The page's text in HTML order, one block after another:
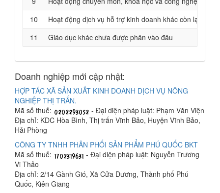
10
Hoạt động dịch vụ hỗ trợ kinh doanh khác còn lại
11
Giáo dục khác chưa được phân vào đâu
Doanh nghiệp mới cập nhật:
HỢP TÁC XÃ SẢN XUẤT KINH DOANH DỊCH VỤ NÔNG
NGHIỆP THỊ TRẤN.
Mã số thuế:
- Đại diện pháp luật: Phạm Văn Viện
Địa chỉ: KDC Hòa Bình, Thị trấn Vĩnh Bảo, Huyện Vĩnh Bảo,
Hải Phòng
CÔNG TY TNHH PHÂN PHỐI SẢN PHẨM PHÚ QUỐC BKT
Mã số thuế:
- Đại diện pháp luật: Nguyễn Trương
Vi Thảo
Địa chỉ: 2/14 Gành Gió, Xã Cửa Dương, Thành phố Phú
Quốc, Kiên Giang